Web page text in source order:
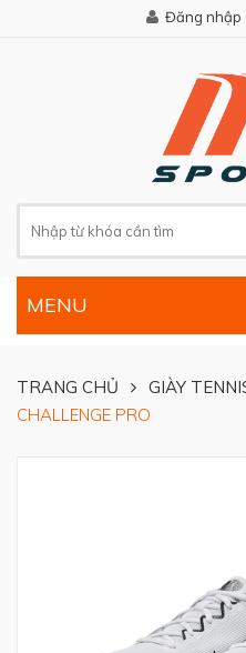
Đăng nhập
MENU
TRANG CHỦ GIÀY
CHALLENGE PRO